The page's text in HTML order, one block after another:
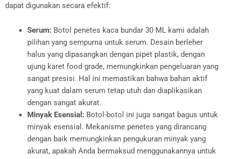
dapat digunakan secara efektif:
Serum:Botol penetes kaca bundar 30 ML kami adalah
pilihan yang sempurna untuk serum. Desain berleher
halus yang dipasangkan dengan pipet plastik, dengan
ujung karet food grade, memungkinkan pengeluaran yang
sangat presisi. Hal ini memastikan bahwa bahan aktif
yang kuat dalam serum tetap utuh dan diaplikasikan
dengan sangat akurat.
Minyak Esensial:Botol-botol ini juga sangat bagus untuk
minyak esensial. Mekanisme penetes yang dirancang
dengan baik memungkinkan pengukuran minyak yang
akurat, apakah Anda bermaksud menggunakannya untuk